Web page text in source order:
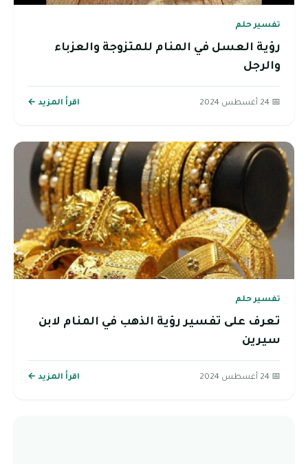
تفسير حلم
رؤية العسل في المنام للمتزوجة والعزباء
والرجل
📅 24 أغسطس 2024 اقرأ المزيد ←
تفسير حلم
تعرف على تفسير رؤية الذهب في المنام لابن
سيرين
📅 24 أغسطس 2024 اقرأ المزيد ←